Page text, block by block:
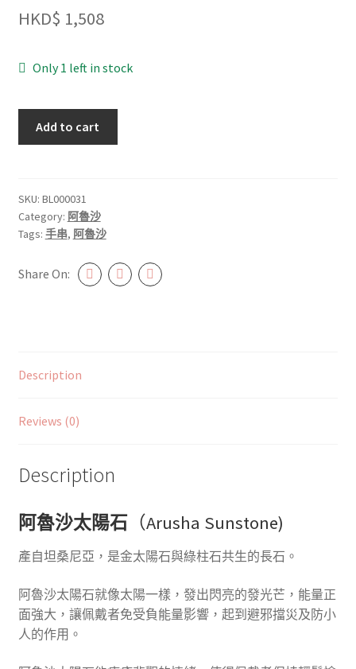
HKD$ 1,508
Only 1 left in stock
陽
石
11mm+
quantity
Add to cart
SKU: BL000031
Category: 阿魯沙
Tags: 手串, 阿魯沙
Share On:
Description
Reviews (0)
Description
阿魯沙太陽石（Arusha Sunstone)
產自坦桑尼亞，是金太陽石與綠柱石共生的長石。
阿魯沙太陽石就像太陽一樣，發出閃亮的發光芒 ， 能量正
面強大，讓佩戴者免受負能量影響，起到避邪擋災及防小
人的作用。